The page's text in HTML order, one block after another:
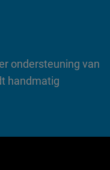
ondersteuning van
handmatig